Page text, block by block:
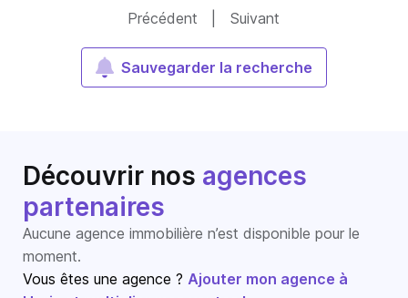
Précédent Suivant
Sauvegarder la recherche
Découvrir nos agences
partenaires
Aucune agence immobilière n’est disponible pour le
moment.
Vous êtes une agence ? Ajouter mon agence à